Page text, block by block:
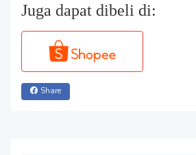
Juga dapat dibeli di:
Share